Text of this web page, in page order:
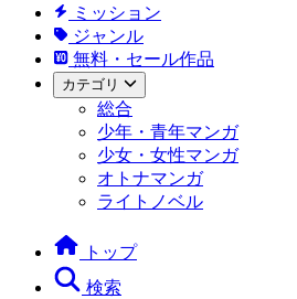
ミッション
ジャンル
無料・セール作品
カテゴリ
総合
少年・青年マンガ
少女・女性マンガ
オトナマンガ
ライトノベル
トップ
検索